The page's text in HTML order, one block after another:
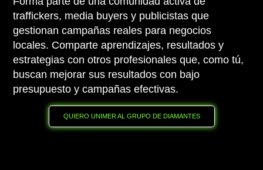
traffickers, media buyers y publicistas que
gestionan campañas reales para negocios
locales. Comparte aprendizajes, resultados y
estrategias con otros profesionales que, como tú,
buscan mejorar sus resultados con bajo
presupuesto y campañas efectivas.
QUIERO UNIMER AL GRUPO DE DIAMANTES